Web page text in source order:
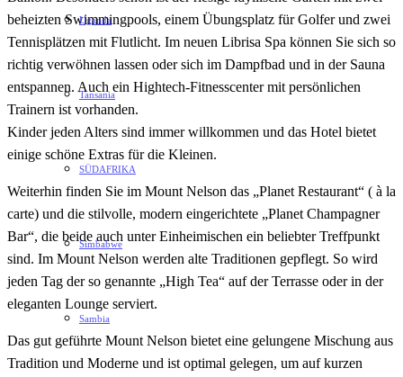
Uganda
Tansania
SÜDAFRIKA
Simbabwe
Sambia
beheizten Swimmingpools, einem Übungsplatz für Golfer und zwei
Tennisplätzen mit Flutlicht. Im neuen Librisa Spa können Sie sich so
richtig verwöhnen lassen oder sich im Dampfbad und in der Sauna
entspannen. Auch ein Hightech-Fitnesscenter mit persönlichen
Trainern ist vorhanden.
Kinder jeden Alters sind immer willkommen und das Hotel bietet
einige schöne Extras für die Kleinen.
Weiterhin finden Sie im Mount Nelson das „Planet Restaurant“ ( à la
carte) und die stilvolle, modern eingerichtete „Planet Champagner
Bar“, die beide auch unter Einheimischen ein beliebter Treffpunkt
sind. Im Mount Nelson werden alte Traditionen gepflegt. So wird
jeden Tag der so genannte „High Tea“ auf der Terrasse oder in der
eleganten Lounge serviert.
Das gut geführte Mount Nelson bietet eine gelungene Mischung aus
Tradition und Moderne und ist optimal gelegen, um auf kurzen